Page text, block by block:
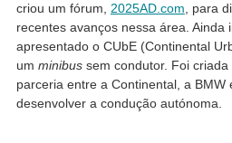
criou um fórum, 2025AD.com, para
recentes avanços nessa área. Ainda
apresentado o CUbE (Continental
um minibussem condutor. Foi
parceria entre a Continental, a BMW
desenvolver a condução autónoma.